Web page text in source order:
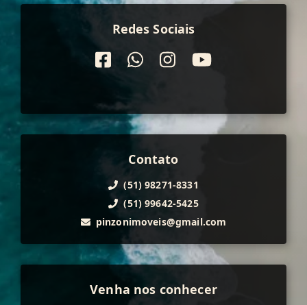
Redes Sociais
Contato
(51) 98271-8331
(51) 99642-5425
pinzonimoveis@gmail.com
Venha nos conhecer